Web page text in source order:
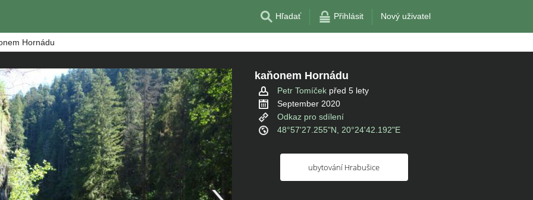
Hľadať Přihlásit Nový uživatel
Hornádu
kaňonem Hornádu
Petr Tomíček před 5 lety
September 2020
Odkaz pro sdílení
48°57'27.255"N, 20°24'42.192"E
ubytování Hrabušice